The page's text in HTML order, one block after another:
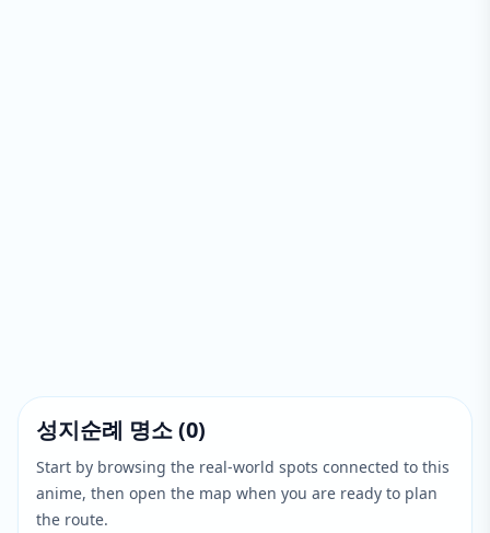
성지순례 명소(0)
Start by browsing the real-world spots connected to this
anime, then open the map when you are ready to plan
the route.